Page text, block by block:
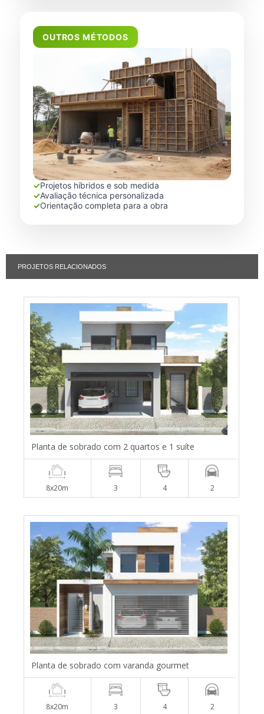
OUTROS MÉTODOS
✓Projetos híbridos e sob medida
✓Avaliação técnica personalizada
✓Orientação completa para a obra
PROJETOS RELACIONADOS
Planta de sobrado com 2 quartos e 1 suíte
8x20m 3 4 2
Planta de sobrado com varanda gourmet
8x20m 3 4 2